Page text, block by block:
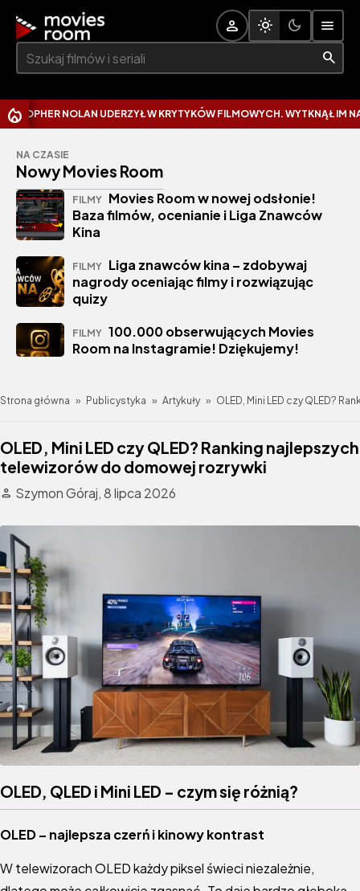
Szukaj:
NOLAN UDERZYŁ W KRYTYKÓW FILMOWYCH. WYTKNĄŁ IM
NA CZASIE
Nowy Movies Room
FILMY Movies Room w nowej odsłonie!
Baza filmów, ocenianie i Liga Znawców
Kina
FILMY Liga znawców kina – zdobywaj
nagrody oceniając filmy i rozwiązując
quizy
FILMY 100.000 obserwujących Movies
Room na Instagramie! Dziękujemy!
Strona główna » Publicystyka » Artykuły » OLED, Mini LED czy QLED?
OLED, Mini LED czy QLED? Ranking najlepszych
telewizorów do domowej rozrywki
Szymon Góraj,8 lipca 2026
OLED, QLED i Mini LED – czym się różnią?
OLED – najlepsza czerń i kinowy kontrast
W telewizorach OLED każdy piksel świeci niezależnie,